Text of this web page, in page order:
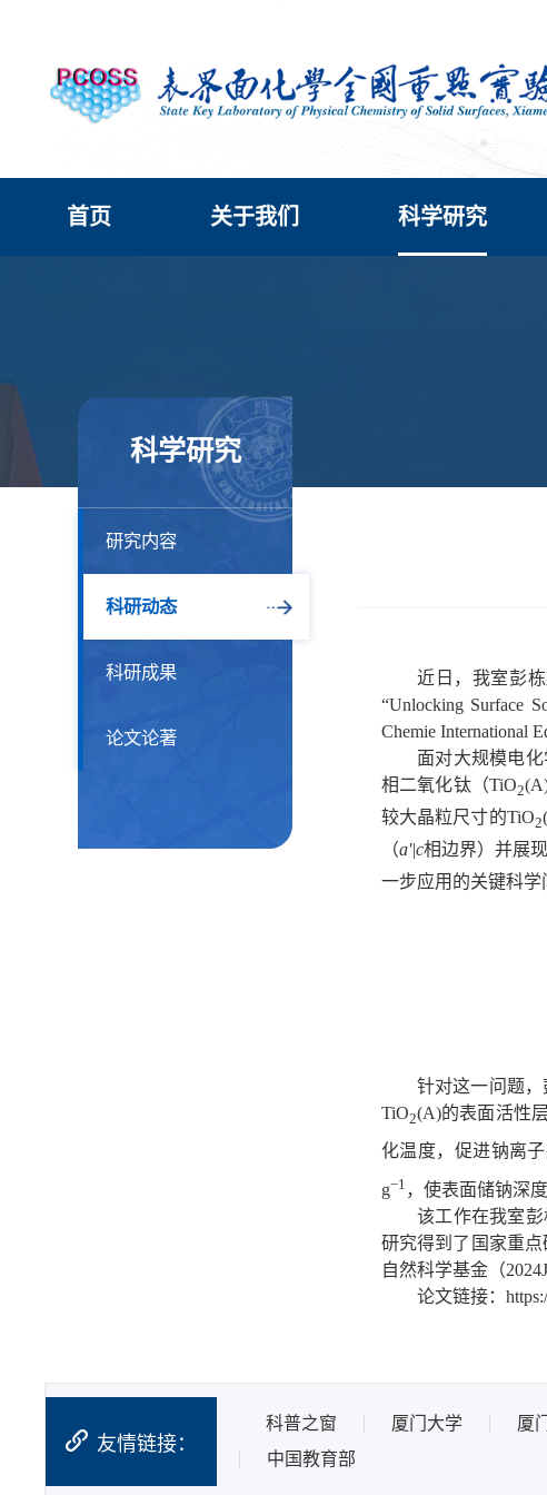
首页 关于我们 科学研究
科学研究
研究内容
科研动态
科研成果
论文论著
近日，我室彭
“Unlocking Surface
Chemie International
面对大规模电
相二氧化钛（TiO2(A)
较大晶粒尺寸的TiO2
（a'|c相边界）并展
一步应用的关键科学
针对这一问题
TiO2(A)的表面活性
化温度，促进钠离
g−1 ， 使表面储钠深度
该工作在我室
研究得到了国家重点
自然科学基金（
论文链接：
友情链接：
科普之窗 厦门大学 厦
中国教育部